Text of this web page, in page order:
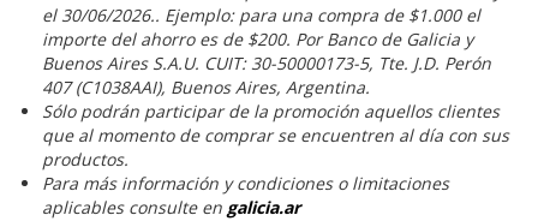
el 30/06/2026.. Ejemplo: para una compra de $1.000 el
importe del ahorro es de $200. Por Banco de Galicia y
Buenos Aires S.A.U. CUIT: 30-50000173-5, Tte. J.D. Perón
407 (C1038AAI), Buenos Aires, Argentina.
Sólo podrán participar de la promoción aquellos clientes
que al momento de comprar se encuentren al día con sus
productos.
Para más información y condiciones o limitaciones
aplicables consulte en galicia.ar